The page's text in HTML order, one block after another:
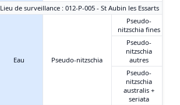
Lieu de surveillance : 012-P-005 - St Aubin les Essarts
Eau Pseudo-nitzschia
Pseudo-
nitzschia fines
Pseudo-
nitzschia
autres
Pseudo-
nitzschia
australis +
seriata